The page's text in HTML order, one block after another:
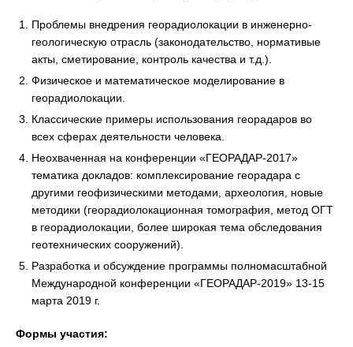
Проблемы внедрения георадиолокации в инженерно-
геологическую отрасль (законодательство, нормативые
акты, сметирование, контроль качества и т.д.).
Физическое и математическое моделирование в
георадиолокации.
Классические примеры использования георадаров во
всех сферах деятельности человека.
Неохваченная на конференции «ГЕОРАДАР-2017»
тематика докладов: комплексирование георадара с
другими геофизическими методами, археология, новые
методики (георадиолокационная томография, метод ОГТ
в георадиолокации, более широкая тема обследования
геотехнических сооружений).
Разработка и обсуждение программы полномасштабной
Международной конференции «ГЕОРАДАР-2019» 13-15
марта 2019 г.
Формы участия: